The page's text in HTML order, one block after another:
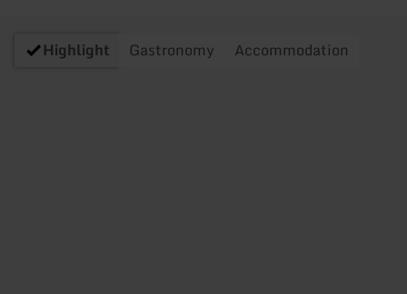
Highlight Gastronomy Accommodation